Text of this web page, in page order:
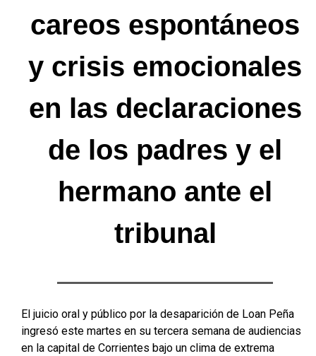
careos espontáneos
y crisis emocionales
en las declaraciones
de los padres y el
hermano ante el
tribunal
El juicio oral y público por la desaparición de Loan Peña
ingresó este martes en su tercera semana de audiencias
en la capital de Corrientes bajo un clima de extrema